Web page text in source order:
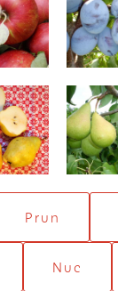
(Duset
Prun
Nuc